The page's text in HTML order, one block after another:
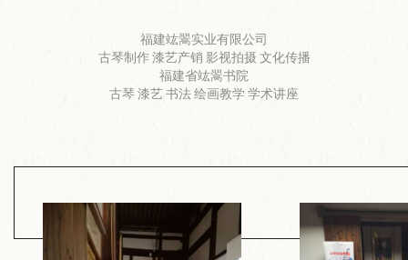
福建竑翯实业有限公司
古琴制作 漆艺产销 影视拍摄 文化传播
福建省竑翯书院
古琴 漆艺 书法 绘画教学 学术讲座